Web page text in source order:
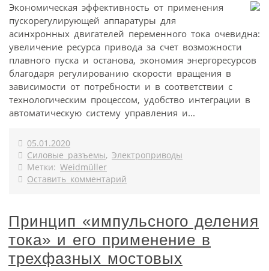
Экономическая эффективность от применения
пускорегулирующей аппаратуры для
асинхронных двигателей переменного тока очевидна:
увеличение ресурса привода за счет возможности
плавного пуска и останова, экономия энергоресурсов
благодаря регулированию скорости вращения в
зависимости от потребности и в соответствии с
технологическим процессом, удобство интеграции в
автоматическую систему управления и...
05.01.2020
Силовые разъемы, Электроприводы
Метки: Weidmüller
Оставить комментарий
Принцип «импульсного деления
тока» и его применение в
трехфазных мостовых